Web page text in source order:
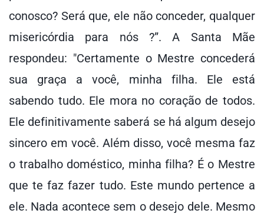
conosco? Será que, ele não conceder, qualquer
misericórdia para nós ?”. A Santa Mãe
respondeu: "Certamente o Mestre concederá
sua graça a você, minha filha. Ele está
sabendo tudo. Ele mora no coração de todos.
Ele definitivamente saberá se há algum desejo
sincero em você. Além disso, você mesma faz
o trabalho doméstico, minha filha? É o Mestre
que te faz fazer tudo. Este mundo pertence a
ele. Nada acontece sem o desejo dele. Mesmo